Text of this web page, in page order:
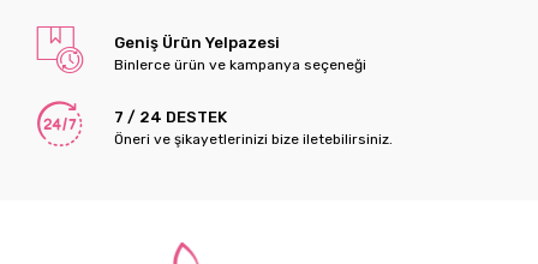
Geniş Ürün Yelpazesi
Binlerce ürün ve kampanya seçeneği
7 / 24 DESTEK
Öneri ve şikayetlerinizi bize iletebilirsiniz.